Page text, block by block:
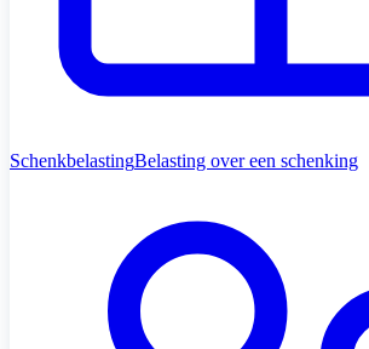
SchenkbelastingBelasting over een schenking